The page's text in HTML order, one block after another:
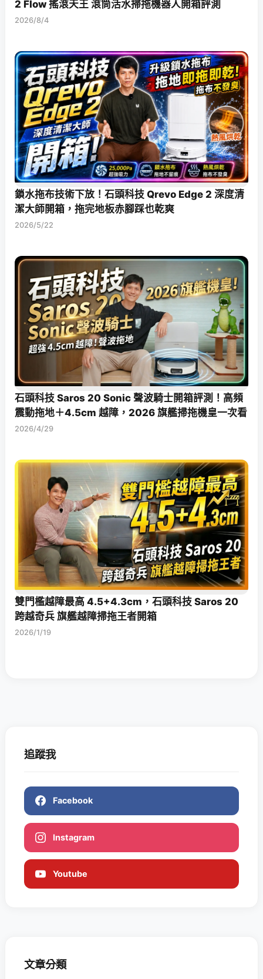
2 Flow 搖滾天王 滾筒活水掃拖機器人開箱評測
2026/8/4
鎖水拖布技術下放！石頭科技 Qrevo Edge 2 深度清
潔大師開箱，拖完地板赤腳踩也乾爽
2026/5/22
石頭科技 Saros 20 Sonic 聲波騎士開箱評測！高頻
震動拖地＋4.5cm 越障，2026 旗艦掃拖機皇一次看
2026/4/29
雙門檻越障最高 4.5+4.3cm，石頭科技 Saros 20
跨越奇兵 旗艦越障掃拖王者開箱
2026/1/19
追蹤我
Facebook
Instagram
Youtube
文章分類